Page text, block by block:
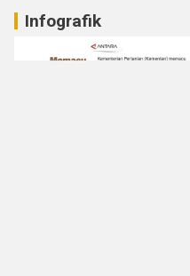
Infografik